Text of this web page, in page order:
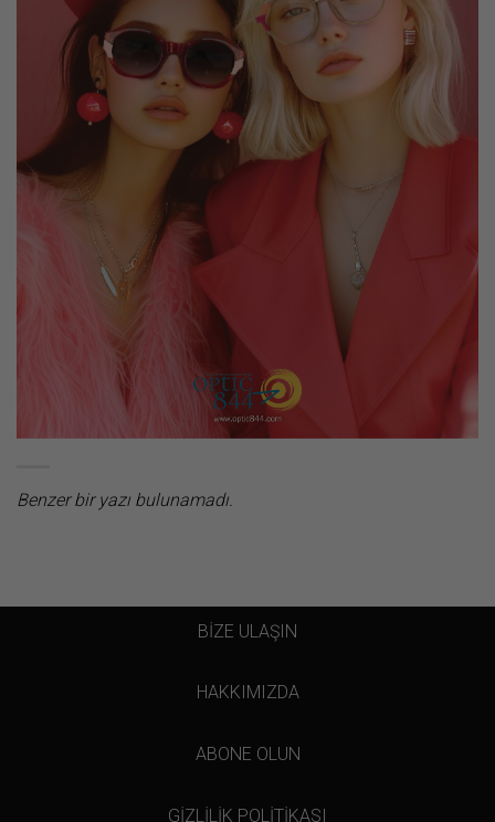
Benzer bir yazı bulunamadı.
BİZE ULAŞIN
HAKKIMIZDA
ABONE OLUN
GİZLİLİK POLİTİKASI